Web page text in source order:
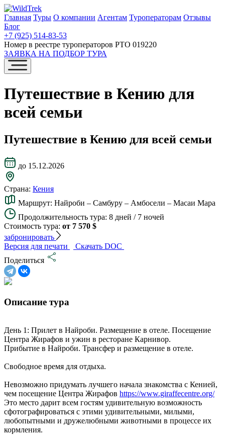
Главная Туры О компании Агентам Туроператорам Отзывы
Блог
+7 (925) 514-83-53
Номер в реестре туроператоров РТО 019220
ЗАЯВКА НА ПОДБОР ТУРА
Путешествие в Кению для
всей семьи
Путешествие в Кению для всей семьи
до 15.12.2026
Страна: Кения
Маршрут: Найроби – Самбуру – Амбосели – Масаи Мара
Продолжительность тура: 8 дней / 7 ночей
Стоимость тура: от 7 570 $
забронировать
Версия для печати
Скачать DOC
Поделиться
Описание тура
День 1: Прилет в Найроби. Размещение в отеле. Посещение
Центра Жирафов и ужин в ресторане Карнивор.
Прибытие в Найроби. Трансфер и размещение в отеле.
Свободное время для отдыха.
Невозможно придумать лучшего начала знакомства с Кенией,
чем посещение Центра Жирафов https://www.giraffecentre.org/
Это место дарит всем гостям удивительную возможность
сфотографироваться с этими удивительными, милыми,
любопытными и дружелюбными животными в процессе их
кормления.